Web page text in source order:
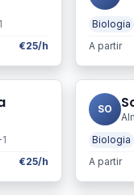
€25/h
Biologia
A partir
€25/h
SO
Biologia
A partir